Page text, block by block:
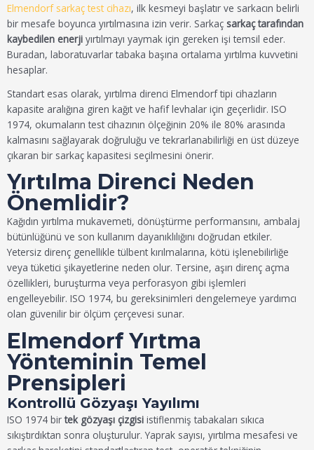
Elmendorf sarkaç test cihazı, ilk kesmeyi başlatır ve sarkacın belirli
bir mesafe boyunca yırtılmasına izin verir. Sarkaç sarkaç tarafından
kaybedilen enerji yırtılmayı yaymak için gereken işi temsil eder.
Buradan, laboratuvarlar tabaka başına ortalama yırtılma kuvvetini
hesaplar.
Standart esas olarak, yırtılma direnci Elmendorf tipi cihazların
kapasite aralığına giren kağıt ve hafif levhalar için geçerlidir. ISO
1974, okumaların test cihazının ölçeğinin 20% ile 80% arasında
kalmasını sağlayarak doğruluğu ve tekrarlanabilirliği en üst düzeye
çıkaran bir sarkaç kapasitesi seçilmesini önerir.
Yırtılma Direnci Neden
Önemlidir?
Kağıdın yırtılma mukavemeti, dönüştürme performansını, ambalaj
bütünlüğünü ve son kullanım dayanıklılığını doğrudan etkiler.
Yetersiz direnç genellikle tülbent kırılmalarına, kötü işlenebilirliğe
veya tüketici şikayetlerine neden olur. Tersine, aşırı direnç açma
özellikleri, buruşturma veya perforasyon gibi işlemleri
engelleyebilir. ISO 1974, bu gereksinimleri dengelemeye yardımcı
olan güvenilir bir ölçüm çerçevesi sunar.
Elmendorf Yırtma
Yönteminin Temel
Prensipleri
Kontrollü Gözyaşı Yayılımı
ISO 1974 birtek gözyaşı çizgisi istiflenmiş tabakaları sıkıca
sıkıştırdıktan sonra oluşturulur. Yaprak sayısı, yırtılma mesafesi ve